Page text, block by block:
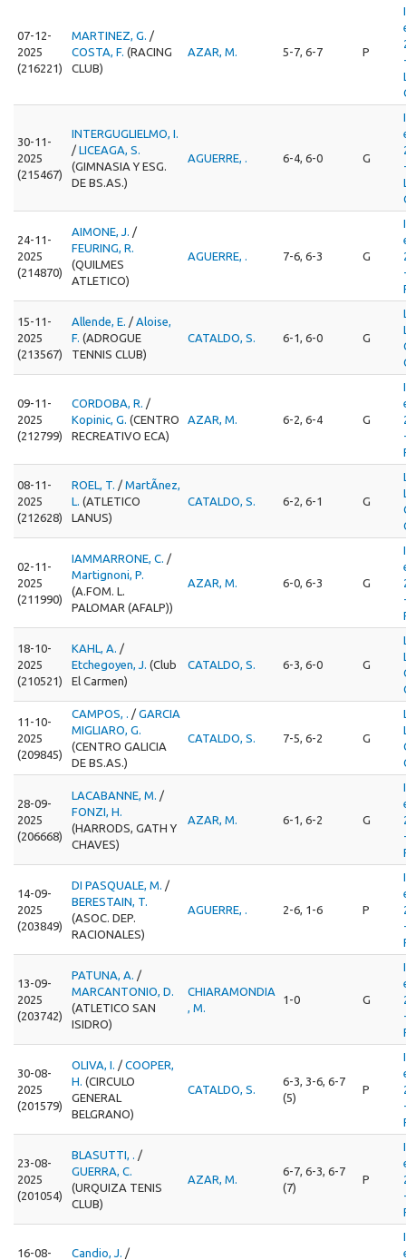
07-12-
2025
(216221)
MARTINEZ, G. /
COSTA, F. (RACING
CLUB)
AZAR, M. 5-7, 6-7 P
30-11-
2025
(215467)
INTERGUGLIELMO, I.
/ LICEAGA, S.
(GIMNASIA Y ESG.
DE BS.AS.)
AGUERRE, . 6-4, 6-0 G
24-11-
2025
(214870)
AIMONE, J. /
FEURING, R.
(QUILMES
ATLETICO)
AGUERRE, . 7-6, 6-3 G
15-11-
2025
(213567)
Allende, E. / Aloise,
F. (ADROGUE
TENNIS CLUB)
CATALDO, S. 6-1, 6-0 G
09-11-
2025
(212799)
CORDOBA, R. /
Kopinic, G. (CENTRO
RECREATIVO ECA)
AZAR, M. 6-2, 6-4 G
08-11-
2025
(212628)
ROEL, T. / MartÃ­nez,
L. (ATLETICO
LANUS)
CATALDO, S. 6-2, 6-1 G
02-11-
2025
(211990)
IAMMARRONE, C. /
Martignoni, P.
(A.FOM. L.
PALOMAR (AFALP))
AZAR, M. 6-0, 6-3 G
18-10-
2025
(210521)
KAHL, A. /
Etchegoyen, J. (Club
El Carmen)
CATALDO, S. 6-3, 6-0 G
11-10-
2025
(209845)
CAMPOS, . / GARCIA
MIGLIARO, G.
(CENTRO GALICIA
DE BS.AS.)
CATALDO, S. 7-5, 6-2 G
28-09-
2025
(206668)
LACABANNE, M. /
FONZI, H.
(HARRODS, GATH Y
CHAVES)
AZAR, M. 6-1, 6-2 G
14-09-
2025
(203849)
DI PASQUALE, M. /
BERESTAIN, T.
(ASOC. DEP.
RACIONALES)
AGUERRE, . 2-6, 1-6 P
13-09-
2025
(203742)
PATUNA, A. /
MARCANTONIO, D.
(ATLETICO SAN
ISIDRO)
CHIARAMONDIA
, M.
1-0 G
30-08-
2025
(201579)
OLIVA, I. / COOPER,
H. (CIRCULO
GENERAL
BELGRANO)
CATALDO, S.
6-3, 3-6, 6-7
(5)
P
23-08-
2025
(201054)
BLASUTTI, . /
GUERRA, C.
(URQUIZA TENIS
CLUB)
AZAR, M.
6-7, 6-3, 6-7
(7)
P
16-08-
Candio, J. /